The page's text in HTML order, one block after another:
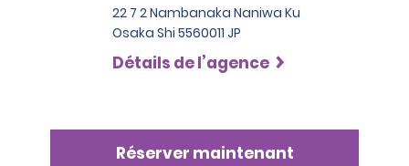
22 7 2 Nambanaka Naniwa Ku
Osaka Shi 5560011 JP
Détails de l’agence
Réserver maintenant